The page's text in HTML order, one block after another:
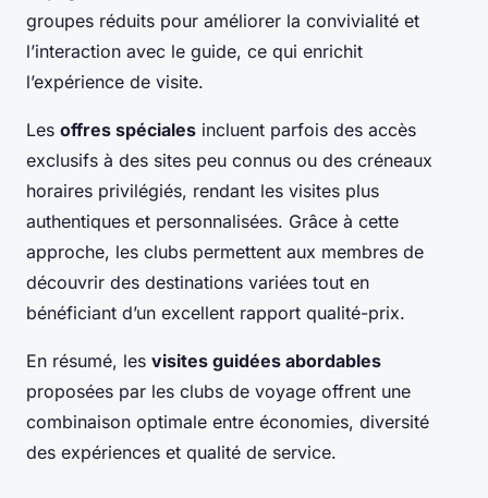
groupes réduits pour améliorer la convivialité et
l’interaction avec le guide, ce qui enrichit
l’expérience de visite.
Les offres spéciales incluent parfois des accès
exclusifs à des sites peu connus ou des créneaux
horaires privilégiés, rendant les visites plus
authentiques et personnalisées. Grâce à cette
approche, les clubs permettent aux membres de
découvrir des destinations variées tout en
bénéficiant d’un excellent rapport qualité-prix.
En résumé, les visites guidées abordables
proposées par les clubs de voyage offrent une
combinaison optimale entre économies, diversité
des expériences et qualité de service.